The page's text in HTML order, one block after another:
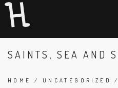
SAINTS, SEA AND
HOME / UNCATEGORIZED